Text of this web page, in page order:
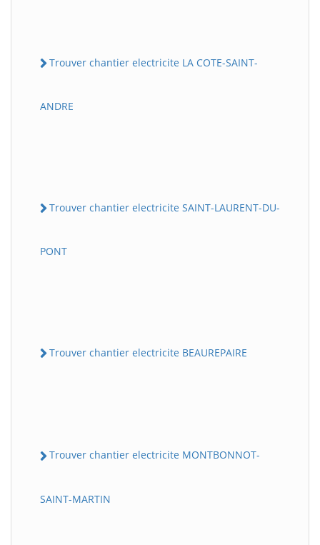
Trouver chantier electricite LA COTE-SAINT-
ANDRE
Trouver chantier electricite SAINT-LAURENT-DU-
PONT
Trouver chantier electricite BEAUREPAIRE
Trouver chantier electricite MONTBONNOT-
SAINT-MARTIN